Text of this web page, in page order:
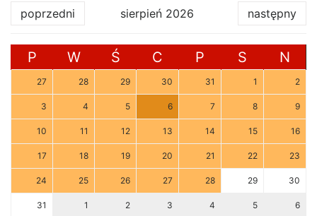
poprzedni sierpień 2026 następny
P W Ś C P S N
27 28 29 30 31 1 2
3 4 5 6 7 8 9
10 11 12 13 14 15 16
17 18 19 20 21 22 23
24 25 26 27 28 29 30
31 1 2 3 4 5 6